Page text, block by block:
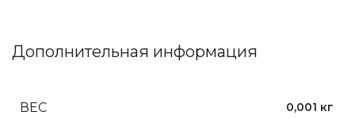
Дополнительная информация
ВЕС 0,001 кг